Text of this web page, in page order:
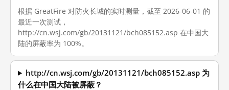
根据 GreatFire 对防火长城的实时测量，截至 2026-06-01 的
最近一次测试，
http://cn.wsj.com/gb/20131121/bch085152.asp 在中国大
陆的屏蔽率为 100%。
http://cn.wsj.com/gb/20131121/bch085152.asp 为
什么在中国大陆被屏蔽？